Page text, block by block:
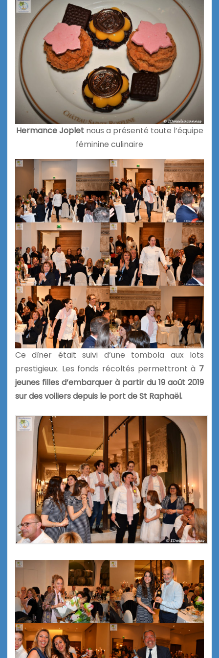
HermanceJoplet nous a présenté toute l’équipe
féminine culinaire
Ce dîner était suivi d’une tombola aux lots
prestigieux. Les fonds récoltés permettront à 7
jeunes filles d’embarquer à partir du 19 août 2019
sur des voiliers depuis le port de St Raphaël.